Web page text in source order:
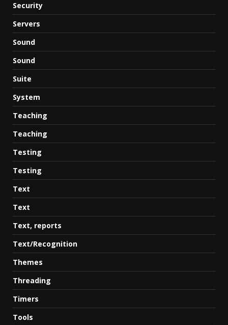
Security
Servers
Sound
Sound
Suite
System
Teaching
Teaching
Testing
Testing
Text
Text
Text, reports
Text/Recognition
Themes
Threading
Timers
Tools